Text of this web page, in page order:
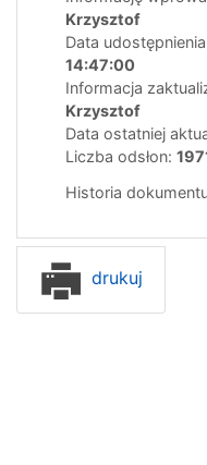
Krzysztof
Data
14:47:00
Informacja
Krzysztof
Data ostatniej
Liczba odsłon:
Historia
drukuj